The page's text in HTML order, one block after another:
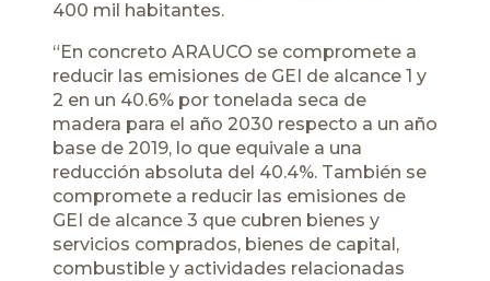
400 mil habitantes.
“En concreto ARAUCO se compromete a
reducir las emisiones de GEI de alcance 1 y
2 en un 40.6% por tonelada seca de
madera para el año 2030 respecto a un año
base de 2019, lo que equivale a una
reducción absoluta del 40.4%. También se
compromete a reducir las emisiones de
GEI de alcance 3 que cubren bienes y
servicios comprados, bienes de capital,
combustible y actividades relacionadas